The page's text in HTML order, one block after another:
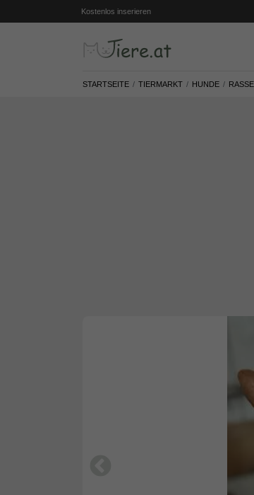
Kostenlos inserieren
STARTSEITE TIERMARKT HUNDE